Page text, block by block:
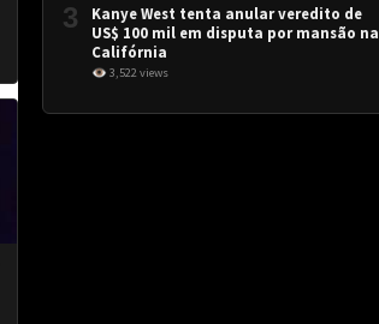
3
Kanye West tenta anular veredito de
US$ 100 mil em disputa por mansão na
Califórnia
👁 3,522 views